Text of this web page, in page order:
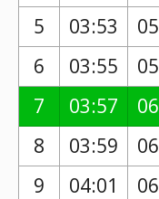
5
03:53
6
03:55
7
03:57
8
03:59
9
04:01